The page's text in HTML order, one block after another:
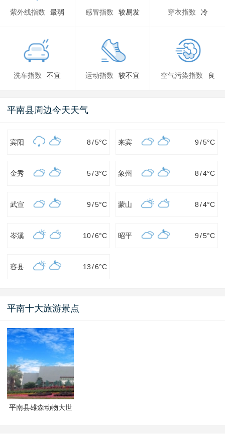
紫外线指数 最弱 感冒指数 较易发 穿衣指数 冷
洗车指数 不宜 运动指数 较不宜 空气污染指数 良
平南县周边今天天气
宾阳 8/5°C 来宾 9 /5°C
金秀 5/3°C 象州 8 /4°C
武宣 9/5°C 蒙山 8 /4°C
岑溪 10/6°C 昭平 9 /5°C
容县 13/6°C
平南十大旅游景点
平南县雄森动物大世